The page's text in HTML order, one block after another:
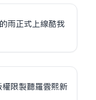
雨正式上線酷我
限制聽羅雲熙新